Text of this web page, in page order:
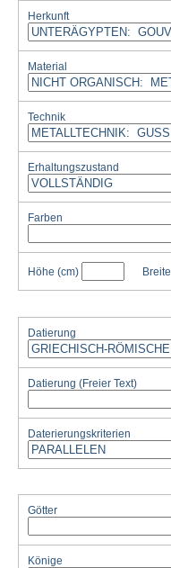
Herkunft
Material
Technik
Erhaltungszustand
Farben
Höhe (cm) Breite
Datierung
Datierung (Freier Text)
Daterierungskriterien
Götter
Könige